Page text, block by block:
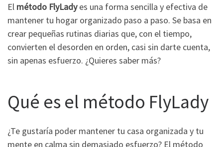
El método FlyLadyes una forma sencilla y efectiva de
mantener tu hogar organizado paso a paso. Se basa en
crear pequeñas rutinas diarias que, con el tiempo,
convierten el desorden en orden, casi sin darte cuenta,
sin apenas esfuerzo. ¿Quieres saber más?
Qué es el método FlyLady
¿Te gustaría poder mantener tu casa organizada y tu
mente en calma sin demasiado esfuerzo? El método